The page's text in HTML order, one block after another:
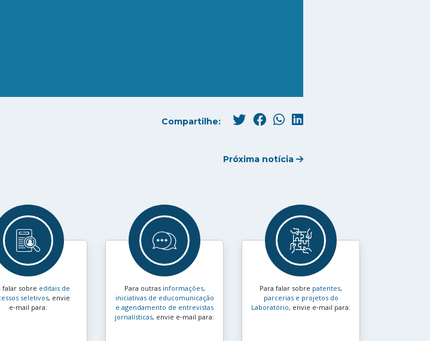
Compartilhe:
Próxima notícia
falar sobre editais de
seletivos, envie
e‑mail para:
Para outras informações,
iniciativas de educomunicação
e agendamento de entrevistas
jornalísticas, envie e‑mail para:
Para falar sobre patentes,
parcerias e projetos do
Laboratório, envie e‑mail para: